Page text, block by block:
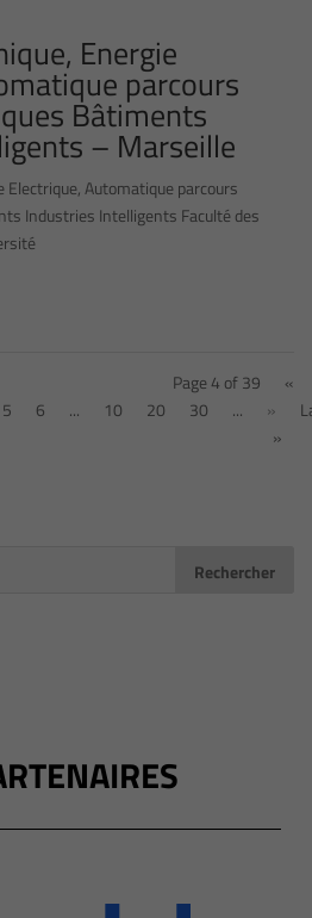
Energie
parcours
Bâtiments
– Marseille
Automatique parcours
Industries Intelligents Faculté des
Page 4 of 39
«
5 6 ... 10 20 30 ... »
»